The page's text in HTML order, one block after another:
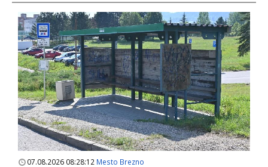
07.08.2026 08:28:12 Mesto Brezno